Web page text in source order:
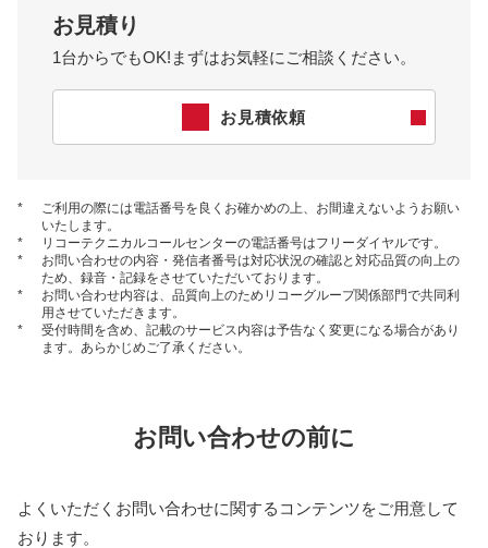
お見積り
1台からでもOK!まずはお気軽にご相談ください。
お見積依頼
*
ご利用の際には電話番号を良くお確かめの上、お間違えないようお願い
いたします。
*
リコーテクニカルコールセンターの電話番号はフリーダイヤルです。
*
お問い合わせの内容・発信者番号は対応状況の確認と対応品質の向上の
ため、録音・記録をさせていただいております。
*
お問い合わせ内容は、品質向上のためリコーグループ関係部門で共同利
用させていただきます。
*
受付時間を含め、記載のサービス内容は予告なく変更になる場合があり
ます。あらかじめご了承ください。
お問い合わせの前に
よくいただくお問い合わせに関するコンテンツをご用意して
おります。